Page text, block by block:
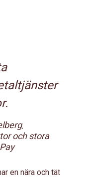
,
och stora
en nära och tät